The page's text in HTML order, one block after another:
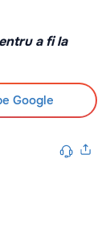
a fi la
Google